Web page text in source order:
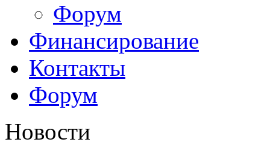
Форум
Финансирование
Контакты
Форум
Новости